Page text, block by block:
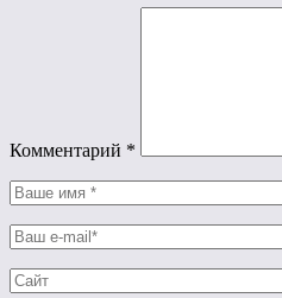
Комментарий *